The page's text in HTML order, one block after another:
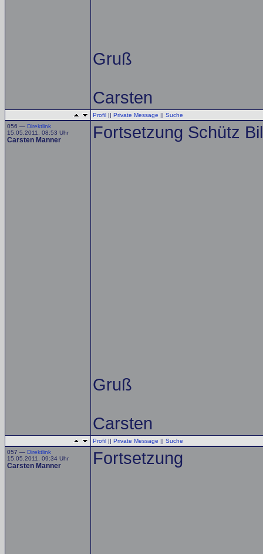
Gruß
Carsten
Profil || Private Message || Suche
056 — Direktlink
15.05.2011, 08:53 Uhr
Carsten Manner Fortsetzung Schütz
Gruß
Carsten
Profil || Private Message || Suche
057 — Direktlink
15.05.2011, 09:34 Uhr
Carsten Manner Fortsetzung